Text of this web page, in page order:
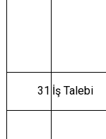
31 İş Talebi